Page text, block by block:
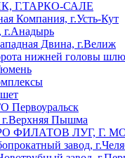
Г.ТАРКО-САЛЕ
Компания, г.Усть-Кут
Двина, г.Велиж
нижней головы
Первоуральск
г.Верхняя Пышма
ФИЛАТОВ ЛУГ, Г.
завод,